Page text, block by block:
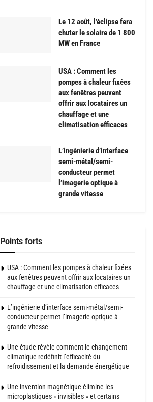
Le 12 août, l’éclipse fera
chuter le solaire de 1 800
MW en France
USA : Comment les
pompes à chaleur fixées
aux fenêtres peuvent
offrir aux locataires un
chauffage et une
climatisation efficaces
L’ingénierie d’interface
semi-métal/semi-
conducteur permet
l’imagerie optique à
grande vitesse
Points forts
USA : Comment les pompes à chaleur fixées
aux fenêtres peuvent offrir aux locataires un
chauffage et une climatisation efficaces
L’ingénierie d’interface semi-métal/semi-
conducteur permet l’imagerie optique à
grande vitesse
Une étude révèle comment le changement
climatique redéfinit l’efficacité du
refroidissement et la demande énergétique
Une invention magnétique élimine les
microplastiques « invisibles » et certains